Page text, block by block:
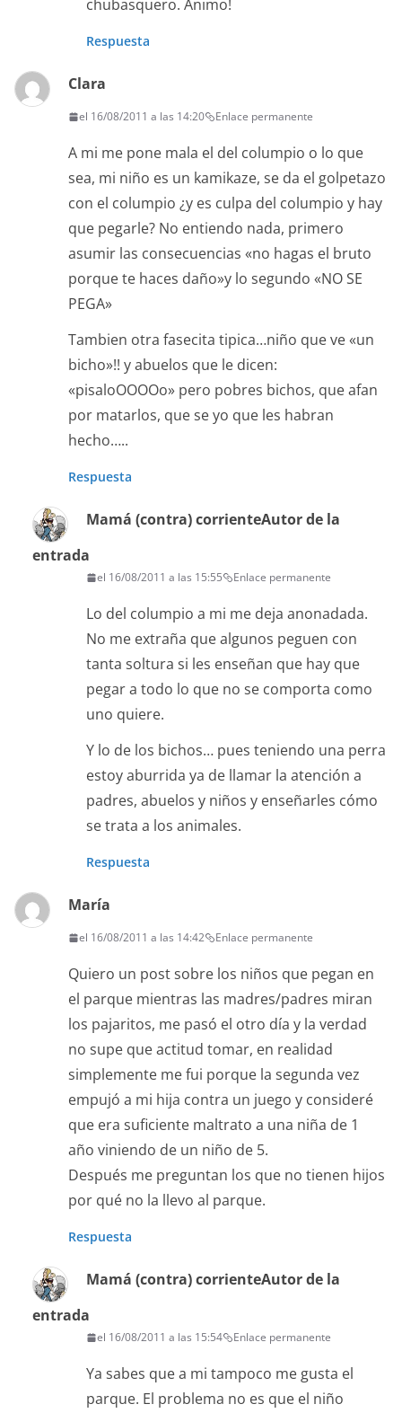
chubasquero. Ánimo!
Respuesta
Clara
el 16/08/2011 a las 14:20 Enlace permanente
A mi me pone mala el del columpio o lo que
sea, mi niño es un kamikaze, se da el golpetazo
con el columpio ¿y es culpa del columpio y hay
que pegarle? No entiendo nada, primero
asumir las consecuencias «no hagas el bruto
porque te haces daño»y lo segundo «NO SE
PEGA»
Tambien otra fasecita tipica…niño que ve «un
bicho»!! y abuelos que le dicen:
«pisaloOOOOo» pero pobres bichos, que afan
por matarlos, que se yo que les habran
hecho…..
Respuesta
Mamá (contra) corrienteAutor de la
entrada
el 16/08/2011 a las 15:55 Enlace permanente
Lo del columpio a mi me deja anonadada.
No me extraña que algunos peguen con
tanta soltura si les enseñan que hay que
pegar a todo lo que no se comporta como
uno quiere.
Y lo de los bichos… pues teniendo una perra
estoy aburrida ya de llamar la atención a
padres, abuelos y niños y enseñarles cómo
se trata a los animales.
Respuesta
María
el 16/08/2011 a las 14:42 Enlace permanente
Quiero un post sobre los niños que pegan en
el parque mientras las madres/padres miran
los pajaritos, me pasó el otro día y la verdad
no supe que actitud tomar, en realidad
simplemente me fui porque la segunda vez
empujó a mi hija contra un juego y consideré
que era suficiente maltrato a una niña de 1
año viniendo de un niño de 5.
Después me preguntan los que no tienen hijos
por qué no la llevo al parque.
Respuesta
Mamá (contra) corrienteAutor de la
entrada
el 16/08/2011 a las 15:54 Enlace permanente
Ya sabes que a mi tampoco me gusta el
parque. El problema no es que el niño